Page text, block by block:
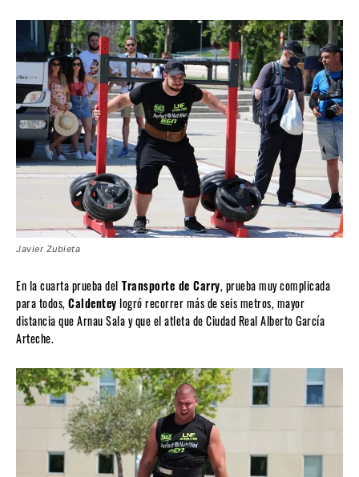
Javier Zubieta
En la cuarta prueba del Transporte de Carry, prueba muy complicada
para todos, Caldenteylogró recorrer más de seis metros, mayor
distancia que Arnau Sala y que el atleta de Ciudad Real Alberto García
Arteche.